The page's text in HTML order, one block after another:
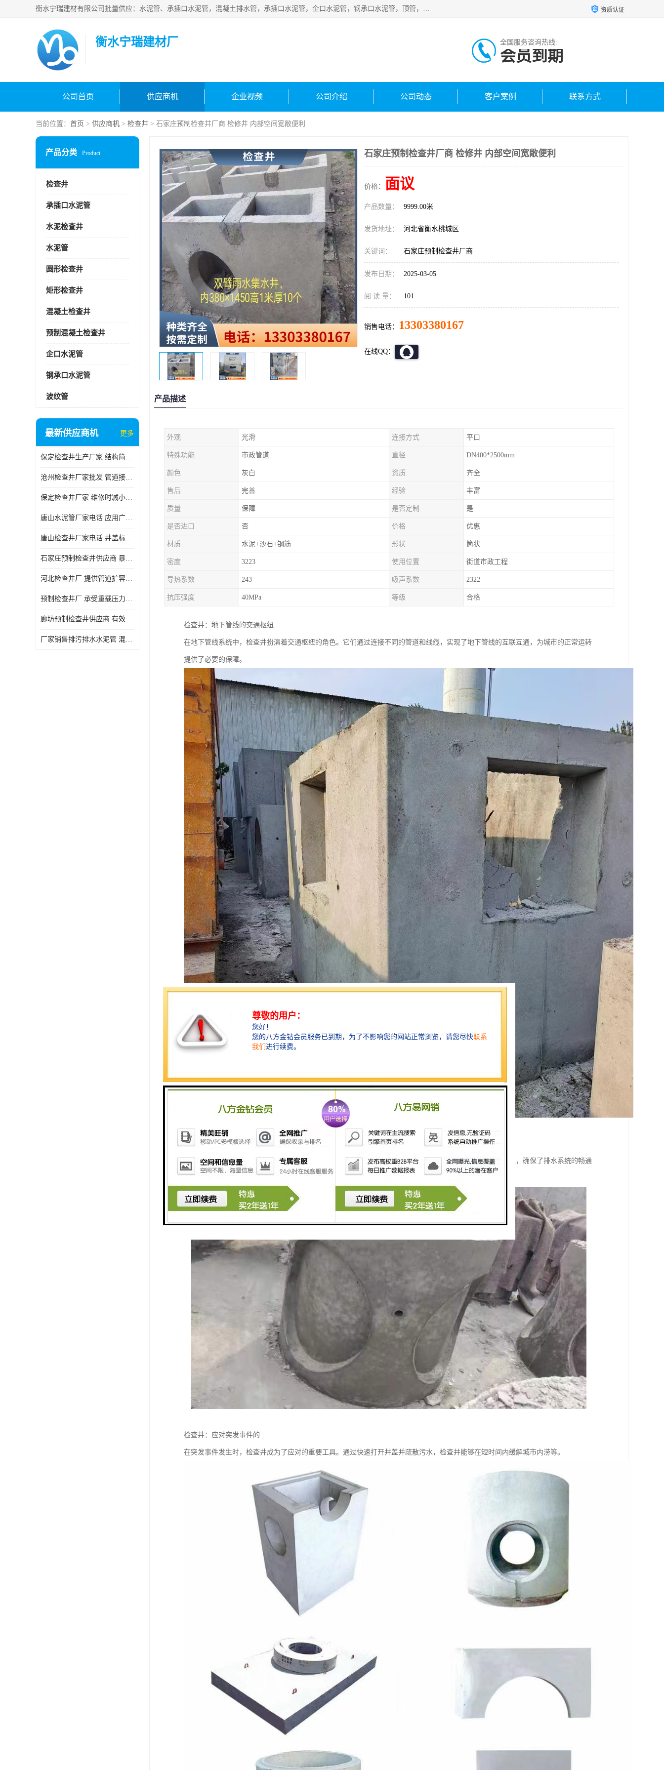
衡水宁瑞建材有限公司批量供应：水泥管、承插口水泥管，混凝土排水管，承插口水泥管，企口水泥管，钢承口水泥管，顶管，平口水泥管，水泥检查井，混凝土检查井，预制混凝土检查井，矩形检查井，圆形检查井等产品。 资质认证
衡水宁瑞建材厂 全国服务咨询热线:
会员到期
公司首页 供应商机 企业视频 公司介绍 公司动态 客户案例 联系方式
当前位置： 首页 > 供应商机 > 检查井 > 石家庄预制检查井厂商 检修井 内部空间宽敞便利
产品分类 Product
检查井
承插口水泥管
水泥检查井
水泥管
圆形检查井
矩形检查井
混凝土检查井
预制混凝土检查井
企口水泥管
钢承口水泥管
波纹管
最新供应商机 更多
保定检查井生产厂家 结构简单易于安装
沧州检查井厂家批发 管道接口密封良好
保定检查井厂家 维修时减小交通影响
唐山水泥管厂家电话 应用广泛领域多样
唐山检查井厂家电话 井盖标识清晰无误
石家庄预制检查井供应商 暴雨季节排水畅通
河北检查井厂 提供管道扩容接口
预制检查井厂 承受重载压力稳定
廊坊预制检查井供应商 有效引导分流雨水
厂家销售排污排水水泥管 混凝土钢筋水泥管 承插式混凝土排水管
石家庄预制检查井厂商 检修井 内部空间宽敞便利
价格： 面议
产品数量： 9999.00米
发货地址： 河北省衡水桃城区
关键词： 石家庄预制检查井厂商
发布日期： 2025-03-05
阅 读 量： 101
销售电话： 13303380167
在线QQ：
产品描述
外观 光滑 连接方式 平口
特殊功能 市政管道 直径 DN400*2500mm
颜色 灰白 资质 齐全
售后 完善 经验 丰富
质量 保障 是否定制 是
是否进口 否 价格 优惠
材质 水泥+沙石+钢筋 形状 筒状
密度 3223 使用位置 街道市政工程
导热系数 243 吸声系数 2322
抗压强度 40MPa 等级 合格
检查井：地下管线的交通枢纽
在地下管线系统中，检查井扮演着交通枢纽的角色。它们通过连接不同的管道和线缆，实现了地下管线的互联互通，为城市的正常运转
提供了必要的保障。
检查井：保障排水系统畅通无阻
在排水系统中，检查井扮演着至关重要的角色。它们通过和沉淀污水中的杂质，防止了排水管道的堵塞和破损，确保了排水系统的畅通
检查井：应对突发事件的
在突发事件发生时，检查井成为了应对的重要工具。通过快速打开井盖并疏散污水，检查井能够在短时间内缓解城市内涝等。